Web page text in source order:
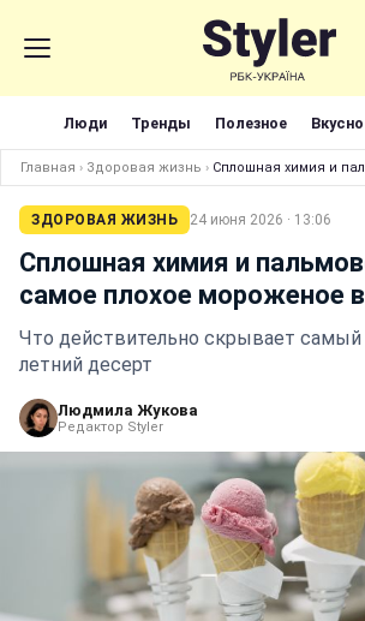
Люди Тренды Полезное Вкусно
Главная › Здоровая жизнь › Сплошная химия и
ЗДОРОВАЯ ЖИЗНЬ 24 июня 2026 · 13:06
Сплошная химия и
самое плохое мороженое
Что действительно скрывает самый
летний десерт
Людмила Жукова
Редактор Styler